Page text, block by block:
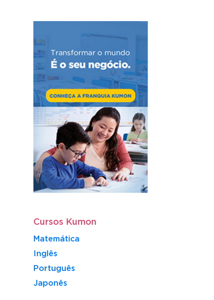
Cursos Kumon
Matemática
Inglês
Português
​Japonês